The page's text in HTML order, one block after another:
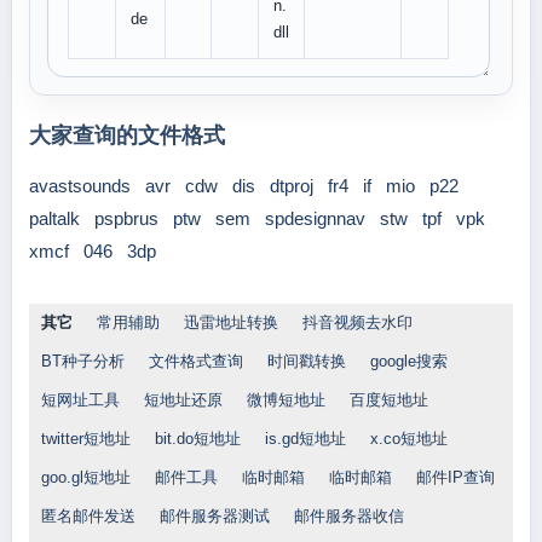
de
n.
dll
大家查询的文件格式
avastsounds avr cdw dis dtproj fr4 if mio
p22
paltalk
pspbrus ptw sem spdesignnav stw tpf
vpk
xmcf
046 3dp
其它 常用辅助 迅雷地址转换 抖音视频去水印
BT种子分析 文件格式查询 时间戳转换 google搜索
短网址工具 短地址还原 微博短地址 百度短地址
twitter短地址 bit.do短地址 is.gd短地址 x.co短地址
goo.gl短地址 邮件工具 临时邮箱 临时邮箱 邮件IP查询
匿名邮件发送 邮件服务器测试 邮件服务器收信